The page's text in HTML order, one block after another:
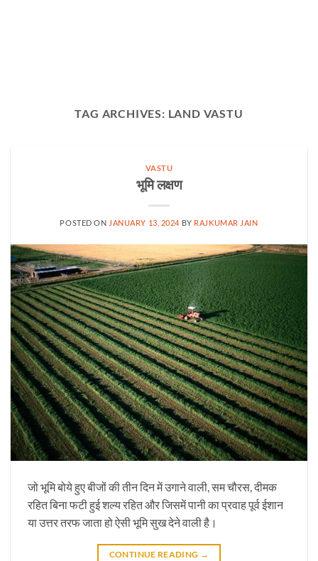
TAG ARCHIVES: LAND VASTU
VASTU
भूमि लक्षण
POSTED ON JANUARY 13, 2024 BY RAJKUMAR JAIN
जो भूमि बोये हुए बीजों की तीन दिन में उगाने वाली, सम चौरस, दीमक
रहित बिना फटी हुई शल्य रहित और जिसमें पानी का प्रवाह पूर्व ईशान
या उत्तर तरफ जाता हो ऐसी भूमि सुख देने वाली है।
CONTINUE READING →